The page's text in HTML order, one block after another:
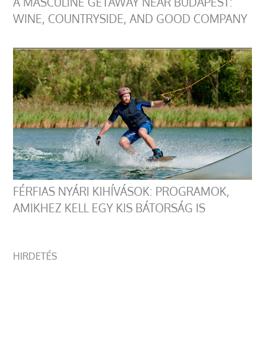
WINE, COUNTRYSIDE, AND GOOD COMPANY
FÉRFIAS NYÁRI KIHÍVÁSOK: PROGRAMOK,
AMIKHEZ KELL EGY KIS BÁTORSÁG IS
HIRDETÉS